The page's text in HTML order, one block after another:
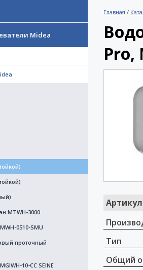
Midea
MTWH-3000
0510-SMU
проточный
10-CC SEINE
Главная /
Pro,
Артикул
Тип
Общий